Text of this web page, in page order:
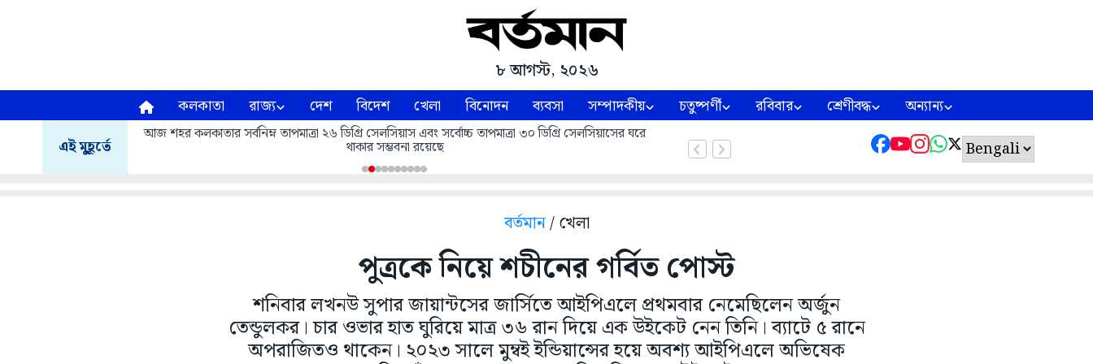
৮ আগস্ট, ২০২৬
কলকাতা রাজ্য দেশ বিদেশ খেলা বিনোদন ব্যবসা সম্পাদকীয় চতুষ্পর্ণী রবিবার শ্রেণীবদ্ধ অন্যান্য
এই মুহূর্তে
আজ শহর কলকাতার সর্বনিম্ন তাপমাত্রা ২৬ ডিগ্রি সেলসিয়াস এবং সর্বোচ্চ তাপমাত্রা ৩০ ডিগ্রি সেলসিয়াসের ঘরে
থাকার সম্ভবনা রয়েছে
বর্তমান/ খেলা
পুত্রকে নিয়ে শচীনের গর্বিত পোস্ট
শনিবার লখনউ সুপার জায়ান্টসের জার্সিতে আইপিএলে প্রথমবার নেমেছিলেন অর্জুন
তেন্ডুলকর। চার ওভার হাত ঘুরিয়ে মাত্র ৩৬ রান দিয়ে এক উইকেট নেন তিনি। ব্যাটে ৫ রানে
অপরাজিতও থাকেন। ২০২৩ সালে মুম্বই ইন্ডিয়ান্সের হয়ে অবশ্য আইপিএলে অভিষেক